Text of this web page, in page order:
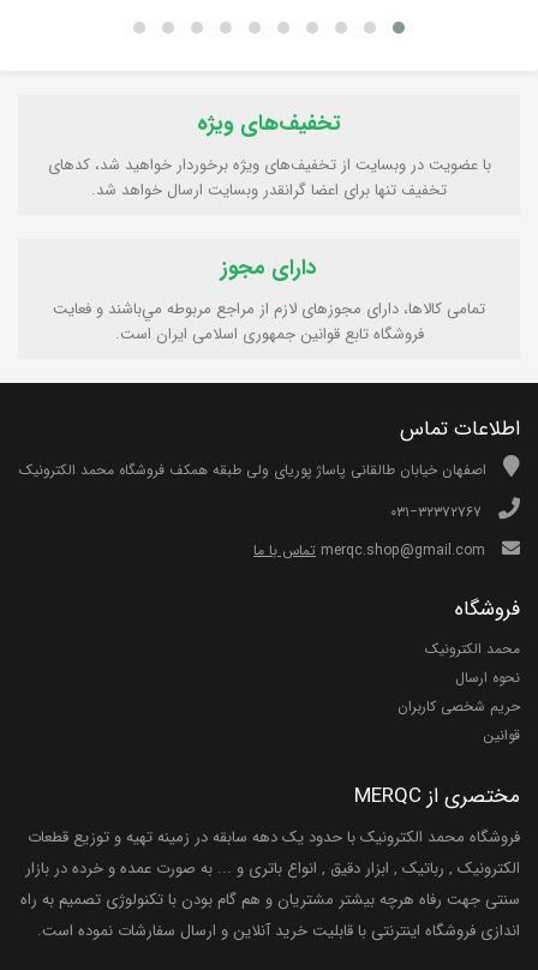
تخفیف‌های ویژه
با عضویت در وبسایت از تخفیف‌های ویژه برخوردار خواهید شد، کدهای
تخفیف تنها برای اعضا گرانقدر وبسایت ارسال خواهد شد.
دارای مجوز
تمامی كالاها، دارای مجوزهای لازم از مراجع مربوطه مي‌باشند و فعایت
فروشگاه تابع قوانين جمهوری اسلامی ايران است.
اطلاعات تماس
اصفهان خیابان طالقانی پاساژ پوریای ولی طبقه همکف فروشگاه محمد الکترونیک
تماس با ما
فروشگاه
محمد الکترونیک
نحوه ارسال
حریم شخصی کاربران
قوانین
مختصری از MERQC
فروشگاه محمد الکترونیک با حدود یک دهه سابقه در زمینه تهیه و توزیع قطعات
الکترونیک , رباتیک , ابزار دقیق , انواع باتری و ... به صورت عمده و خرده در بازار
سنتی جهت رفاه هرچه بیشتر مشتریان و هم گام بودن با تکنولوژی تصمیم به راه
اندازی فروشگاه اینترنتی با قابلیت خرید آنلاین و ارسال سفارشات نموده است.